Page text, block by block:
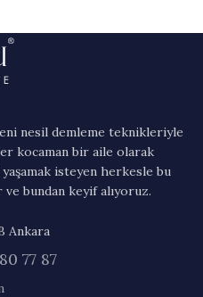
nesil demleme teknikleriyle
kocaman bir aile olarak
isteyen herkesle bu
bundan keyif alıyoruz.
Ankara
77 87